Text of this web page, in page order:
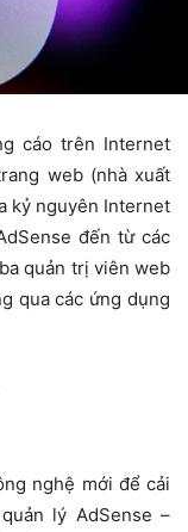
cáo trên Internet
web (nhà xuất
kỷ nguyên Internet
đến từ các
quản trị viên web
qua các ứng dụng
nghệ mới để cải
lý AdSense –